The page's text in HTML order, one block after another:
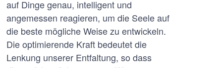
auf Dinge genau, intelligent und
angemessen reagieren, um die Seele auf
die beste mögliche Weise zu entwickeln.
Die optimierende Kraft bedeutet die
Lenkung unserer Entfaltung, so dass